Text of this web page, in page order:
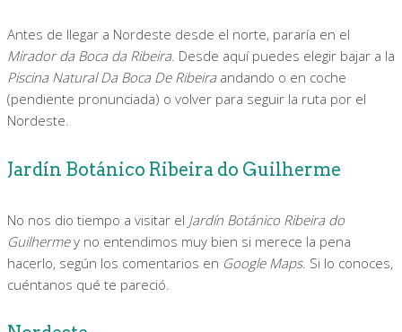
Antes de llegar a Nordeste desde el norte, pararía en el
Mirador da Boca da Ribeira. Desde aquí puedes elegir bajar a la
Piscina Natural Da Boca De Ribeiraandando o en coche
(pendiente pronunciada) o volver para seguir la ruta por el
Nordeste.
Jardín Botánico Ribeira do Guilherme
No nos dio tiempo a visitar el Jardín Botánico Ribeira do
Guilhermey no entendimos muy bien si merece la pena
hacerlo, según los comentarios en Google Maps. Si lo conoces,
cuéntanos qué te pareció.